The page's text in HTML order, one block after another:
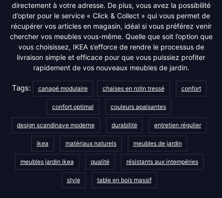
directement à votre adresse. De plus, vous avez la possibilité
d’opter pour le service « Click & Collect » qui vous permet de
récupérer vos articles en magasin, idéal si vous préférez venir
chercher vos meubles vous-même. Quelle que soit l’option que
vous choisissez, IKEA s’efforce de rendre le processus de
livraison simple et efficace pour que vous puissiez profiter
rapidement de vos nouveaux meubles de jardin.
Tags: canapé modulaire chaises en rotin tressé confort
confort optimal couleurs apaisantes
design scandinave moderne durabilité entretien régulier
ikea matériaux naturels meubles de jardin
meubles jardin ikea qualité résistants aux intempéries
style table en bois massif